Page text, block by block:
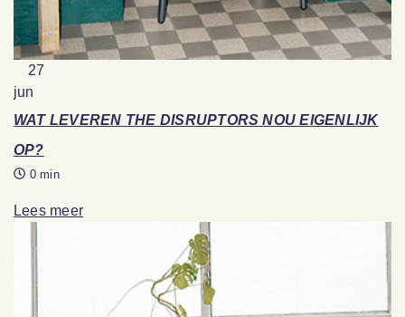
27
jun
WAT LEVEREN THE DISRUPTORS NOU EIGENLIJK
OP?
0 min
Lees meer